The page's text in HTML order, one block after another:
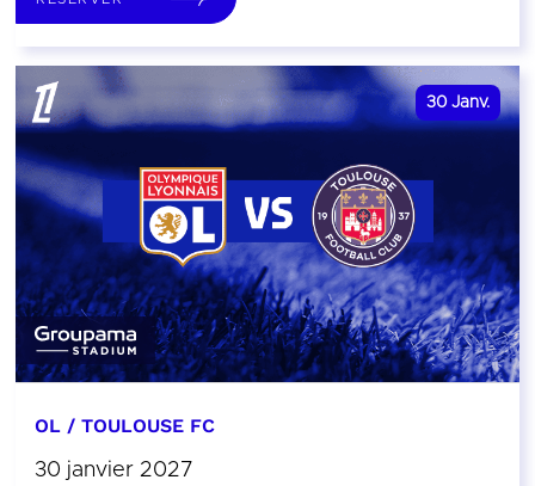
30 Janv.
OL / TOULOUSE FC
30 janvier 2027